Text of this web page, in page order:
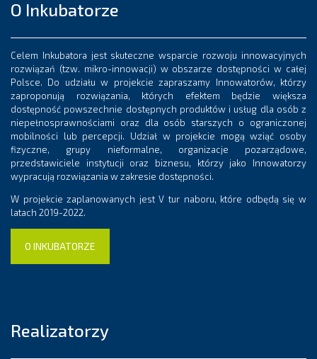
O Inkubatorze
Celem Inkubatora jest skuteczne wsparcie rozwoju innowacyjnych
rozwiązań (tzw. mikro-innowacji) w obszarze dostępności w całej
Polsce. Do udziału w projekcie zapraszamy Innowatorów, którzy
zaproponują rozwiązania, których efektem będzie większa
dostępność powszechnie dostępnych produktów i usług dla osób z
niepełnosprawnościami oraz dla osób starszych o ograniczonej
mobilności lub percepcji. Udział w projekcie mogą wziąć osoby
fizyczne, grupy nieformalne, organizacje pozarządowe,
przedstawiciele instytucji oraz biznesu, którzy jako Innowatorzy
wypracują rozwiązania w zakresie dostępności.
W projekcie zaplanowanych jest V tur naboru, które odbędą się w
latach 2019-2022.
O INKUBATORZE
Realizatorzy